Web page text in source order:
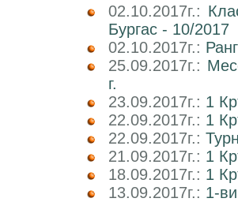
02.10.2017г.:
Бургас - 10/2017
02.10.2017г.:
25.09.2017г.:
г.
23.09.2017г.: 1
22.09.2017г.: 1
22.09.2017г.:
21.09.2017г.: 1
18.09.2017г.: 1
13.09.2017г.: 1-